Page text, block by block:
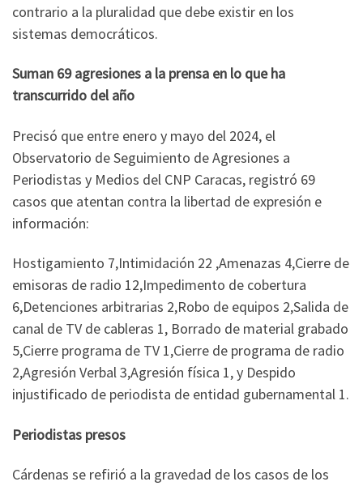
contrario a la pluralidad que debe existir en los
sistemas democráticos.
Suman 69 agresiones a la prensa en lo que ha
transcurrido del año
Precisó que entre enero y mayo del 2024, el
Observatorio de Seguimiento de Agresiones a
Periodistas y Medios del CNP Caracas, registró 69
casos que atentan contra la libertad de expresión e
información:
Hostigamiento 7,Intimidación 22 ,Amenazas 4,Cierre de
emisoras de radio 12,Impedimento de cobertura
6,Detenciones arbitrarias 2,Robo de equipos 2,Salida de
canal de TV de cableras 1, Borrado de material grabado
5,Cierre programa de TV 1,Cierre de programa de radio
2,Agresión Verbal 3,Agresión física 1, y Despido
injustificado de periodista de entidad gubernamental 1.
Periodistas presos
Cárdenas se refirió a la gravedad de los casos de los